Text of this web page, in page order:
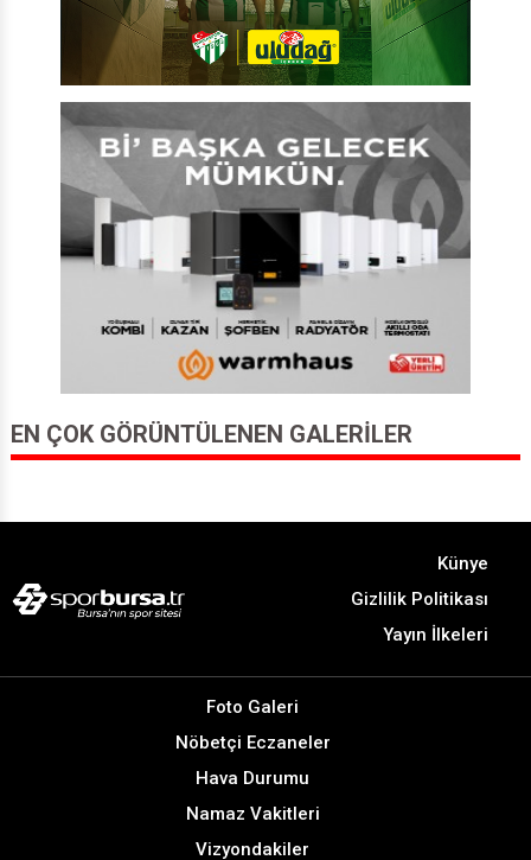
EN ÇOK GÖRÜNTÜLENEN GALERILER
Künye
Gizlilik Politikası
Yayın İlkeleri
Foto Galeri
Nöbetçi Eczaneler
Hava Durumu
Namaz Vakitleri
Vizyondakiler